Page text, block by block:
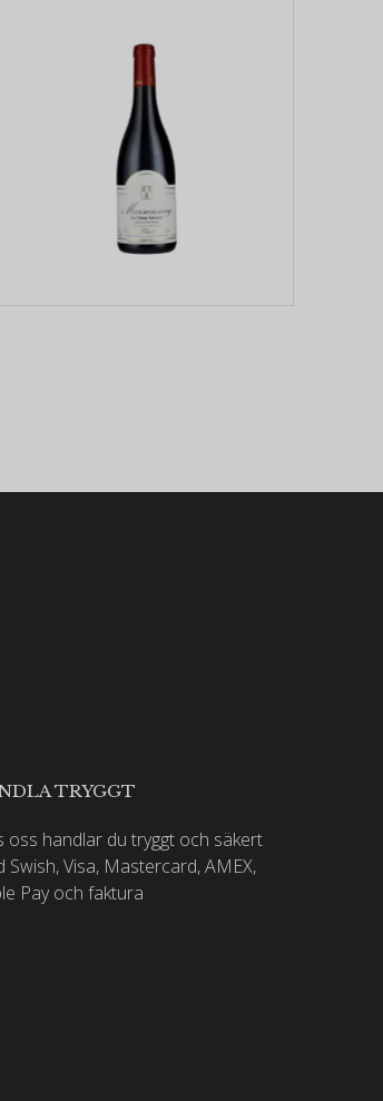
TRYGGT
oss handlar du tryggt och säkert
Swish, Visa, Mastercard, AMEX,
Pay och faktura